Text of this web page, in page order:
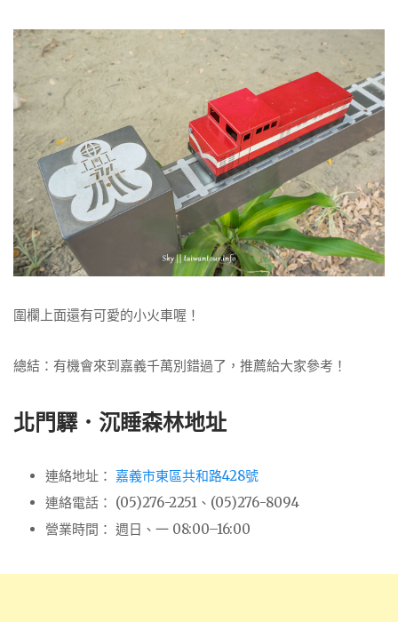
圍欄上面還有可愛的小火車喔！
總結：有機會來到嘉義千萬別錯過了，推薦給大家參考！
北門驛．沉睡森林地址
連絡地址： 嘉義市東區共和路428號
連絡電話： (05)276-2251、(05)276-8094
營業時間： 週日、一 08:00–16:00